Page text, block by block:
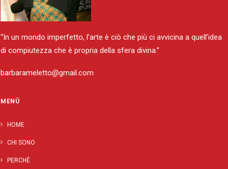
“In un mondo imperfetto, l’arte è ciò che più ci avvicina a quell’idea
di compiutezza che è propria della sfera divina.”
barbarameletto@gmail.com
MENÙ
HOME
CHI SONO
PERCHÉ